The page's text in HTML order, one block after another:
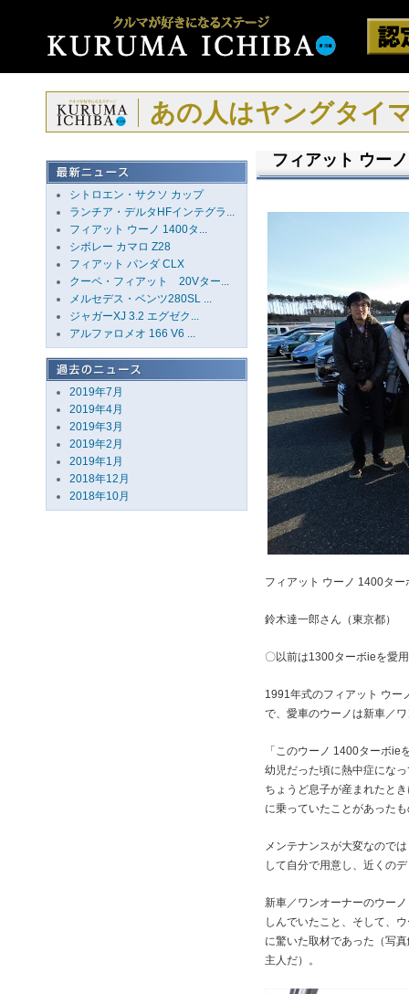
あの人はヤングタイ
シトロエン・サクソ カップ
ランチア・デルタHFインテグラ...
フィアット ウーノ 1400タ...
シボレー カマロ Z28
フィアット パンダ CLX
クーペ・フィアット 20Vター...
メルセデス・ベンツ280SL ...
ジャガーXJ 3.2 エグゼク...
アルファロメオ 166 V6 ...
2019年7月
2019年4月
2019年3月
2019年2月
2019年1月
2018年12月
2018年10月
フィアット ウー
フィアット ウーノ 1400ター
鈴木達一郎さん（東京都）
〇以前は1300ターボieを愛
1991年式のフィアット ウー
で、愛車のウーノは新車／
「このウーノ 1400ターボ
幼児だった頃に熱中症にな
ちょうど息子が産まれたと
に乗っていたことがあった
メンテナンスが大変なので
して自分で用意し、近くの
新車／ワンオーナーのウー
しんでいたこと、そして、
に驚いた取材であった（写
主人だ）。